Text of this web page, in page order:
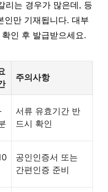
리는 경우가 많은데, 등
인만 기재됩니다. 대부
인 후 발급받으세요.
주의사항
서류 유효기간 반
드시 확인
공인인증서 또는
간편인증 준비